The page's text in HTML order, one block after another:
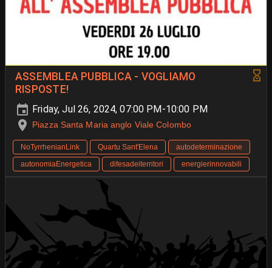
ASSEMBLEA PUBBLICA - VOGLIAMO
RISPOSTE!
Friday, Jul 26, 2024, 07:00 PM-10:00 PM
Piazza Santa Maria anglo Viale Colombo
NoTyrrhenianLink Quartu Sant'Elena
autodeterminazione
autonomiaEnergetica
difesadeiterritori energierinnovabili